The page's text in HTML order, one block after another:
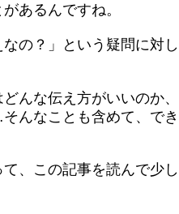
あるんですね。
の？」という疑問に対し
んな伝え方がいいのか、
んなことも含めて、でき
、この記事を読んで少し